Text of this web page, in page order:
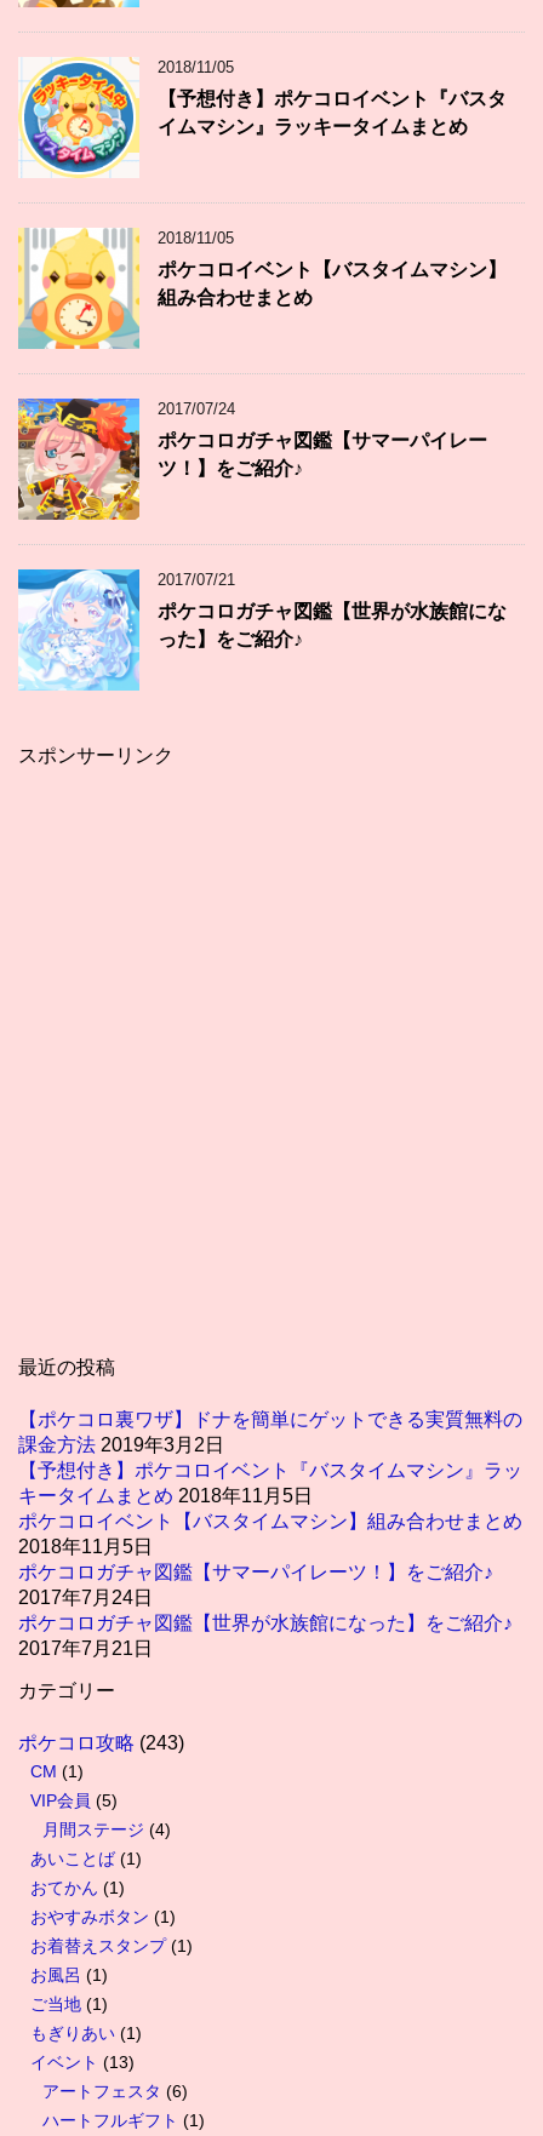
2018/11/05
【予想付き】ポケコロイベント『バスタ
イムマシン』ラッキータイムまとめ
2018/11/05
ポケコロイベント【バスタイムマシン】
組み合わせまとめ
2017/07/24
ポケコロガチャ図鑑【サマーパイレー
ツ！】をご紹介♪
2017/07/21
ポケコロガチャ図鑑【世界が水族館にな
った】をご紹介♪
スポンサーリンク
最近の投稿
【ポケコロ裏ワザ】ドナを簡単にゲットできる実質無料の
課金方法 2019年3月2日
【予想付き】ポケコロイベント『バスタイムマシン』ラッ
キータイムまとめ 2018年11月5日
ポケコロイベント【バスタイムマシン】組み合わせまとめ
2018年11月5日
ポケコロガチャ図鑑【サマーパイレーツ！】をご紹介♪
2017年7月24日
ポケコロガチャ図鑑【世界が水族館になった】をご紹介♪
2017年7月21日
カテゴリー
ポケコロ攻略 (243)
CM (1)
VIP会員 (5)
月間ステージ (4)
あいことば(1)
おてかん (1)
おやすみボタン (1)
お着替えスタンプ(1)
お風呂 (1)
ご当地 (1)
もぎりあい (1)
イベント (13)
アートフェスタ (6)
ハートフルギフト (1)